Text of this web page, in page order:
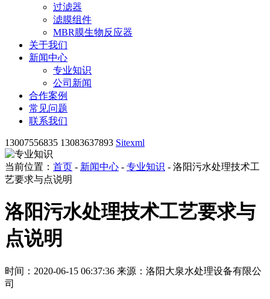
过滤器
滤膜组件
MBR膜生物反应器
关于我们
新闻中心
专业知识
公司新闻
合作案例
常见问题
联系我们
13007556835 13083637893 Sitexml
当前位置： 首页 - 新闻中心 - 专业知识 - 洛阳污水处理技术工
艺要求与点说明
洛阳污水处理技术工艺要求与
点说明
时间：2020-06-15 06:37:36 来源：洛阳大泉水处理设备有限公
司